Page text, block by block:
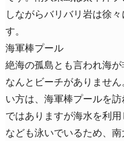
しながらバリバリ岩は徐
す。
海軍棒プール
絶海の孤島とも言われ海が
なんとビーチがありませ
い方は、海軍棒プールを
ではありますが海水を利
なども泳いでいるため、